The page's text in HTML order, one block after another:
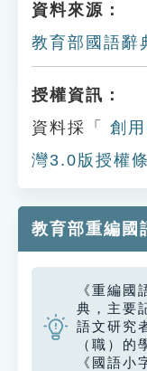
資料來源：
教育部國語辭
授權資訊：
資料採「
創
灣3.0版授權
教育部重編國
《重編國
典，主要
語文研究
（職）的
《國語小